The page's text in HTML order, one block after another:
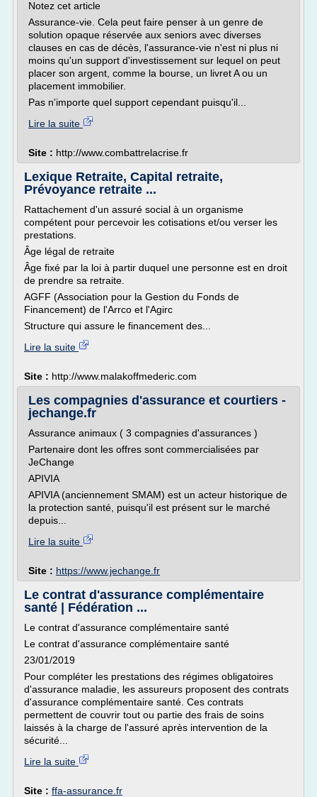
Notez cet article
Assurance-vie. Cela peut faire penser à un genre de
solution opaque réservée aux seniors avec diverses
clauses en cas de décès, l'assurance-vie n'est ni plus ni
moins qu'un support d'investissement sur lequel on peut
placer son argent, comme la bourse, un livret A ou un
placement immobilier.
Pas n'importe quel support cependant puisqu'il...
Lire la suite
Site : http://www.combattrelacrise.fr
Lexique Retraite, Capital retraite,
Prévoyance retraite ...
Rattachement d'un assuré social à un organisme
compétent pour percevoir les cotisations et/ou verser les
prestations.
Âge légal de retraite
Âge fixé par la loi à partir duquel une personne est en droit
de prendre sa retraite.
AGFF (Association pour la Gestion du Fonds de
Financement) de l'Arrco et l'Agirc
Structure qui assure le financement des...
Lire la suite
Site : http://www.malakoffmederic.com
Les compagnies d'assurance et courtiers -
jechange.fr
Assurance animaux ( 3 compagnies d'assurances )
Partenaire dont les offres sont commercialisées par
JeChange
APIVIA
APIVIA (anciennement SMAM) est un acteur historique de
la protection santé, puisqu'il est présent sur le marché
depuis...
Lire la suite
Site : https://www.jechange.fr
Le contrat d'assurance complémentaire
santé | Fédération ...
Le contrat d'assurance complémentaire santé
Le contrat d'assurance complémentaire santé
23/01/2019
Pour compléter les prestations des régimes obligatoires
d'assurance maladie, les assureurs proposent des contrats
d'assurance complémentaire santé. Ces contrats
permettent de couvrir tout ou partie des frais de soins
laissés à la charge de l'assuré après intervention de la
sécurité...
Lire la suite
Site : ffa-assurance.fr